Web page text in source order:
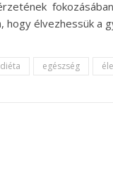
hogy élvezhessük a
diéta egészség